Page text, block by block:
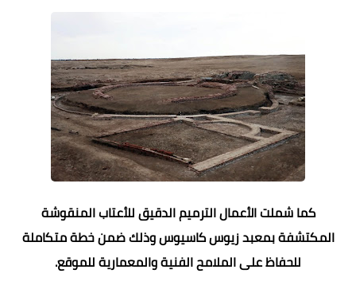
كما شملت الأعمال الترميم الدقيق للأعتاب المنقوشة
المكتشفة بمعبد زيوس كاسيوس وذلك ضمن خطة متكاملة
للحفاظ على الملامح الفنية والمعمارية للموقع.